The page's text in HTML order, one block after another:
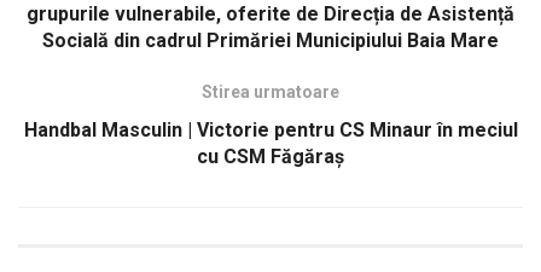
grupurile vulnerabile, oferite de Direcția de Asistență
Socială din cadrul Primăriei Municipiului Baia Mare
Stirea urmatoare
Handbal Masculin | Victorie pentru CS Minaur în meciul
cu CSM Făgăraș